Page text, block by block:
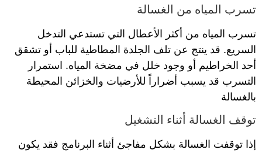
تسرب المياه من الغسالة
تسرب المياه من أكثر الأعطال التي تستدعي التدخل
السريع. قد ينتج عن تلف الجلدة المطاطية للباب أو تشقق
أحد الخراطيم أو وجود خلل في مضخة المياه. استمرار
التسرب قد يسبب أضراراً للأرضيات والخزائن المحيطة
بالغسالة
توقف الغسالة أثناء التشغيل
إذا توقفت الغسالة بشكل مفاجئ أثناء البرنامج فقد يكون